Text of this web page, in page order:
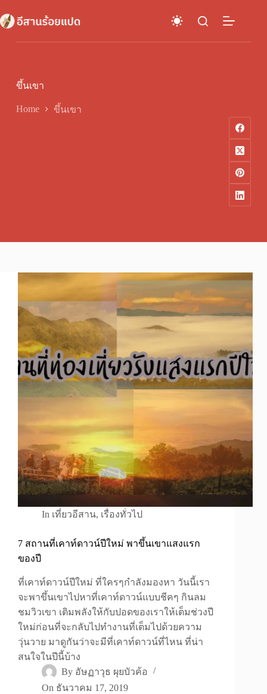
to
content
ขึ้นเขา
Home ขึ้นเขา
In เที่ยวอีสาน, เรื่องทั่วไป
7 สถานที่เคาท์ดาวน์ปีใหม่ พาขึ้นเขาแสงแรก
ของปี
ที่เคาท์ดาวน์ปีใหม่ ที่ใครๆกำลังมองหา วันนี้เรา
จะพาขึ้นเขาไปหาที่เคาท์ดาวน์แบบชีคๆ กินลม
ชมวิวเขา เติมพลังให้กับปอดของเราให้เต็มช่วงปี
ใหม่ก่อนที่จะกลับไปทำงานที่เต็มไปด้วยความ
วุ่นวาย มาดูกันว่าจะมีที่เคาท์ดาวน์ที่ไหน ที่น่า
สนใจในปีนี้บ้าง
By อัษฏาวุธ ผุยบัวค้อ
On ธันวาคม 17, 2019